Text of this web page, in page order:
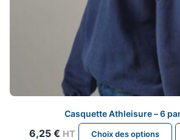
Casquette Athleisure – 6
6,25 € HT Choix des options